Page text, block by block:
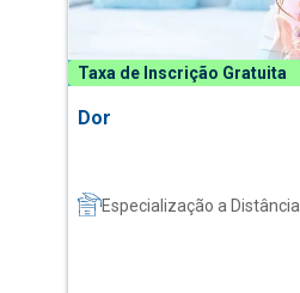
Taxa de Inscrição Gratuita
Dor
Especialização a Distância